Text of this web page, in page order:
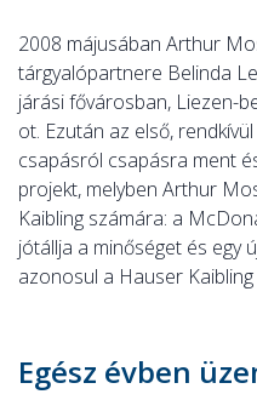
2008 májusában Arthur
tárgyalópartnere Belinda
járási fővárosban, Liezen-
ot. Ezután az első,
csapásról csapásra ment
projekt, melyben Arthur
Kaibling számára: a
jótállja a minőséget és egy
azonosul a Hauser
Egész évben